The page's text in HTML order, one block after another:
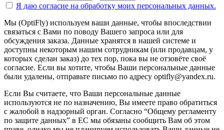
Я даю согласие на обработку моих персональных данных.
Мы (OptiFly) используем ваши данные, чтобы впоследствии
связаться с Вами по поводу Вашего запроса или для
обсуждения заказа. Данные хранятся в нашей системе и
доступны некоторым нашим сотрудникам (или продавцам, у
которых сделан заказ) до тех пор, пока вы не отзовёте своё
согласие. Если вы хотите, чтобы Ваши персональные данные
были удалены, отправьте письмо по адресу optifly@yandex.ru.
Если Вы считаете, что Ваши персональные данные
используются не по назначению, Вы имеете право обратиться
с жалобой в надзорный орган. Согласно “Общему регламенту
по защите данных” в ЕС мы обязаны сообщить Вам об этом